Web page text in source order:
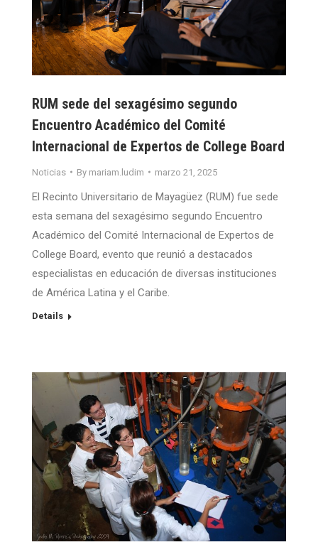
RUM sede del sexagésimo segundo
Encuentro Académico del Comité
Internacional de Expertos de College Board
Noticias By mariam.ludim marzo 21, 2025
El Recinto Universitario de Mayagüez (RUM) fue sede
esta semana del sexagésimo segundo Encuentro
Académico del Comité Internacional de Expertos de
College Board, evento que reunió a destacados
especialistas en educación de diversas instituciones
de América Latina y el Caribe.
Details